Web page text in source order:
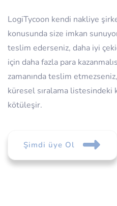
LogiTycoon kendi nakliye
konusunda size imkan
teslim ederseniz, daha iyi
için daha fazla para
zamanında teslim
küresel sıralama listesindeki
kötüleşir.
Şimdi üye Ol